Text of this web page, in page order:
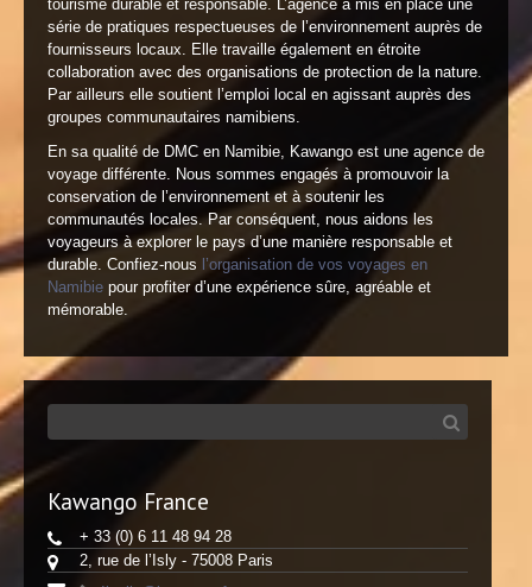
tourisme durable et responsable. L’agence a mis en place une
série de pratiques respectueuses de l’environnement auprès de
fournisseurs locaux. Elle travaille également en étroite
collaboration avec des organisations de protection de la nature.
Par ailleurs elle soutient l’emploi local en agissant auprès des
groupes communautaires namibiens.
En sa qualité de DMC en Namibie, Kawango est une agence de
voyage différente. Nous sommes engagés à promouvoir la
conservation de l’environnement et à soutenir les
communautés locales. Par conséquent, nous aidons les
voyageurs à explorer le pays d’une manière responsable et
durable. Confiez-nous l’organisation de vos voyages en
Namibie pour profiter d’une expérience sûre, agréable et
mémorable.
Kawango France
+ 33 (0) 6 11 48 94 28
2, rue de l’Isly - 75008 Paris